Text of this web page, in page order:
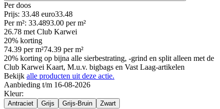
Per doos
Prijs: 33.48 euro33.48
Per m²: 33.4893.00 per m²
26.78 met Club Karwei
20% korting
74.39 per m²74.39 per m²
20% korting op bijna alle sierbestrating, -grind en split alleen met de
Club Karwei Kaart, M.u.v. bigbags en Vast Laag-artikelen
Bekijk alle producten uit deze actie.
Aanbieding t/m 16-08-2026
Kleur:
Antraciet Grijs Grijs-Bruin Zwart